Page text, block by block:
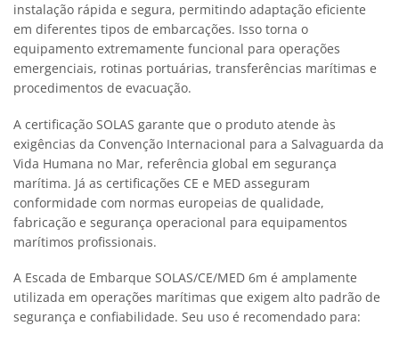
instalação rápida e segura, permitindo adaptação eficiente
em diferentes tipos de embarcações. Isso torna o
equipamento extremamente funcional para operações
emergenciais, rotinas portuárias, transferências marítimas e
procedimentos de evacuação.
A certificação SOLAS garante que o produto atende às
exigências da Convenção Internacional para a Salvaguarda da
Vida Humana no Mar, referência global em segurança
marítima. Já as certificações CE e MED asseguram
conformidade com normas europeias de qualidade,
fabricação e segurança operacional para equipamentos
marítimos profissionais.
A Escada de Embarque SOLAS/CE/MED 6m é amplamente
utilizada em operações marítimas que exigem alto padrão de
segurança e confiabilidade. Seu uso é recomendado para: